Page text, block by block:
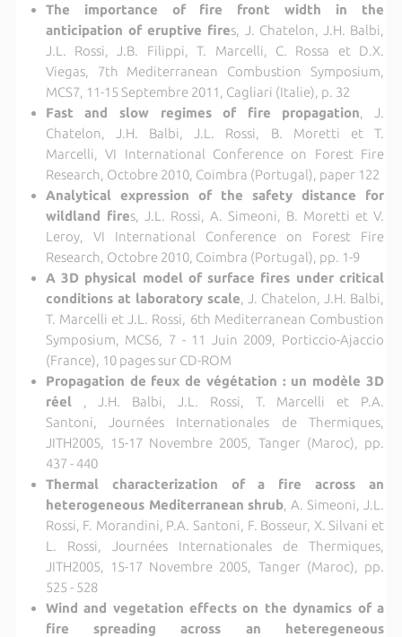
The importance of fire front width in the
anticipation of eruptive fires, J. Chatelon, J.H. Balbi,
J.L. Rossi, J.B. Filippi, T. Marcelli, C. Rossa et D.X.
Viegas, 7th Mediterranean Combustion Symposium,
MCS7, 11-15 Septembre 2011, Cagliari (Italie), p. 32
Fast and slow regimes of fire propagation, J.
Chatelon, J.H. Balbi, J.L. Rossi, B. Moretti et T.
Marcelli, VI International Conference on Forest Fire
Research, Octobre 2010, Coimbra (Portugal), paper 122
Analytical expression of the safety distance for
wildland fires, J.L. Rossi, A. Simeoni, B. Moretti et V.
Leroy, VI International Conference on Forest Fire
Research, Octobre 2010, Coimbra (Portugal), pp. 1-9
A 3D physical model of surface fires under critical
conditions at laboratory scale, J. Chatelon, J.H. Balbi,
T. Marcelli et J.L. Rossi, 6th Mediterranean Combustion
Symposium, MCS6, 7 - 11 Juin 2009, Porticcio-Ajaccio
(France), 10 pages sur CD-ROM
Propagation de feux de végétation : un modèle 3D
réel, J.H. Balbi, J.L. Rossi, T. Marcelli et P.A.
Santoni, Journées Internationales de Thermiques,
JITH2005, 15-17 Novembre 2005, Tanger (Maroc), pp.
437 - 440
Thermal characterization of a fire across an
heterogeneous Mediterranean shrub, A. Simeoni, J.L.
Rossi, F. Morandini, P.A. Santoni, F. Bosseur, X. Silvani et
L. Rossi, Journées Internationales de Thermiques,
JITH2005, 15-17 Novembre 2005, Tanger (Maroc), pp.
525 - 528
Wind and vegetation effects on the dynamics of a
fire spreading across an heteregeneous